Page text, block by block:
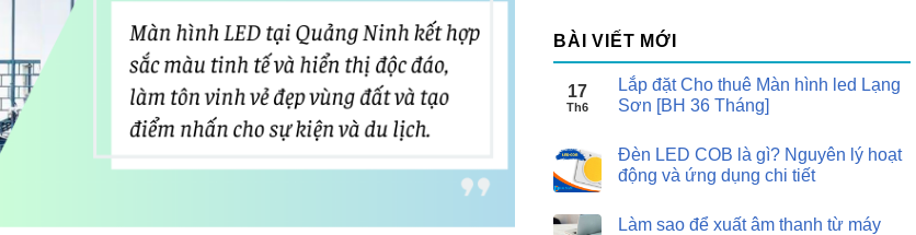
BÀI VIẾT MỚI
17
Th6
Lắp đặt Cho thuê Màn hình led Lạng
Sơn [BH 36 Tháng]
Đèn LED COB là gì? Nguyên lý hoạt
động và ứng dụng chi tiết
Làm sao để xuất âm thanh từ máy